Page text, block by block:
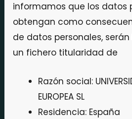
informamos que los datos
obtengan como
de datos personales,
un fichero titularidad de
Razón social:
EUROPEA SL
Residencia: España